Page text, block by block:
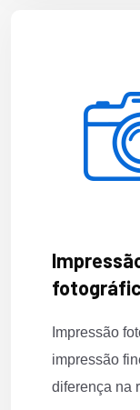
Impressão
impressão
diferença na